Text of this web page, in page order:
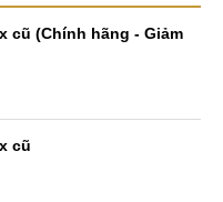
cũ (Chính hãng - Giảm
cũ